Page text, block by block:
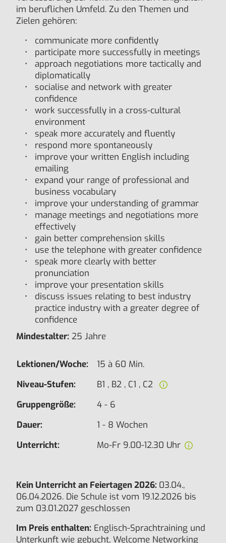
im beruflichen Umfeld. Zu den Themen und
Zielen gehören:
communicate more confidently
participate more successfully in meetings
approach negotiations more tactically and
diplomatically
socialise and network with greater
confidence
work successfully in a cross-cultural
environment
speak more accurately and fluently
respond more spontaneously
improve your written English including
emailing
expand your range of professional and
business vocabulary
improve your understanding of grammar
manage meetings and negotiations more
effectively
gain better comprehension skills
use the telephone with greater confidence
speak more clearly with better
pronunciation
improve your presentation skills
discuss issues relating to best industry
practice industry with a greater degree of
confidence
Mindestalter: 25 Jahre
Lektionen/Woche:
15 à 60 Min.
Niveau-Stufen:
B1 , B2 , C1 , C2
Gruppengröße:
4 - 6
Dauer:
1 - 8 Wochen
Unterricht:
Mo-Fr 9.00-12.30 Uhr
Kein Unterricht an Feiertagen 2026: 03.04.,
06.04.2026. Die Schule ist vom 19.12.2026 bis
zum 03.01.2027 geschlossen
Im Preis enthalten: Englisch-Sprachtraining und
Unterkunft wie gebucht, Welcome Networking